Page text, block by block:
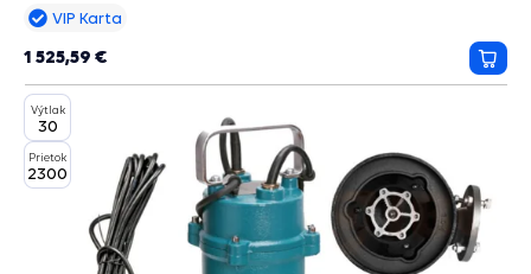
VIP Karta
1 525,59 €
do
Výtlak
30
Prietok
2300